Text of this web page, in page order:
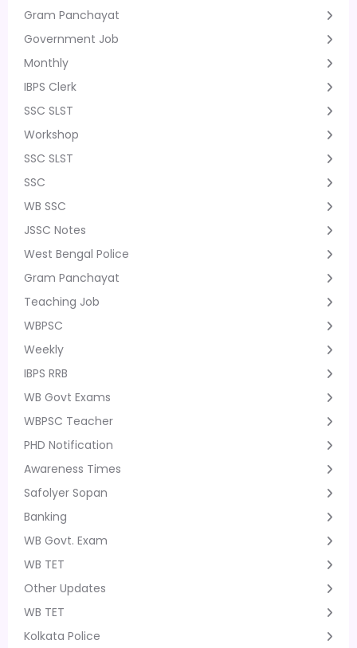
Gram Panchayat
Government Job
Monthly
IBPS Clerk
SSC SLST
Workshop
SSC SLST
SSC
WB SSC
JSSC Notes
West Bengal Police
Gram Panchayat
Teaching Job
WBPSC
Weekly
IBPS RRB
WB Govt Exams
WBPSC Teacher
PHD Notification
Awareness Times
Safolyer Sopan
Banking
WB Govt. Exam
WB TET
Other Updates
WB TET
Kolkata Police